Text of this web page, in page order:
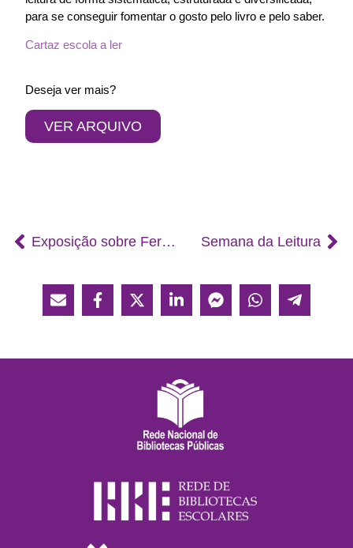
para se conseguir fomentar o gosto pelo livro e pelo saber.
Cartaz escola a ler
Deseja ver mais?
VER ARQUIVO
Exposição sobre Fernando Namora na Biblioteca Escolar Semana da Leitura